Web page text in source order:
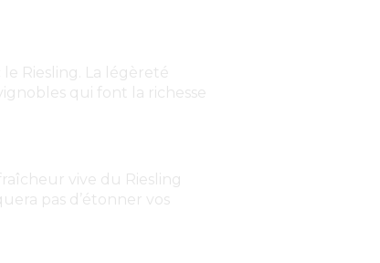
Riesling. La légèreté
qui font la richesse
vive du Riesling
pas d’étonner vos